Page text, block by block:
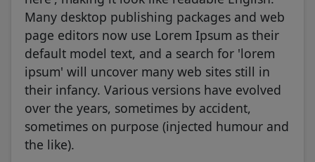
Many desktop publishing packages and web
page editors now use Lorem Ipsum as their
default model text, and a search for 'lorem
ipsum' will uncover many web sites still in
their infancy. Various versions have evolved
over the years, sometimes by accident,
sometimes on purpose (injected humour and
the like).